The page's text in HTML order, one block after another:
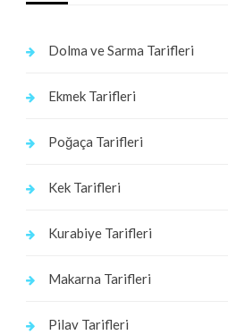
Dolma ve Sarma Tarifleri
Ekmek Tarifleri
Poğaça Tarifleri
Kek Tarifleri
Kurabiye Tarifleri
Makarna Tarifleri
Pilav Tarifleri